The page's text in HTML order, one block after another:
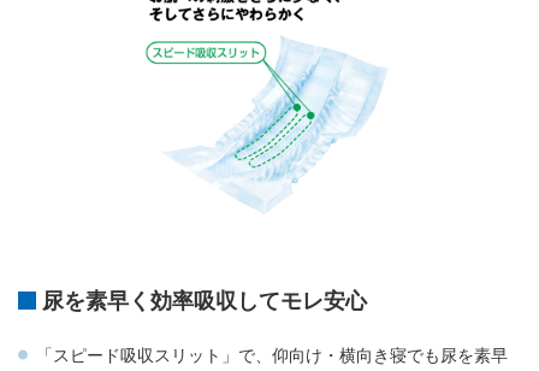
尿を素早く効率吸収してモレ安心
「スピード吸収スリット」で、仰向け・横向き寝でも尿を素早